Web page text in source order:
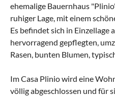
ehemalige Bauernhaus
ruhiger Lage, mit einem
Es befindet sich in Einzellage
hervorragend gepflegten,
Rasen, bunten Blumen,
Im Casa Plinio wird eine
völlig abgeschlossen und für